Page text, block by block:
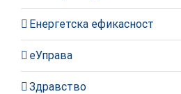
Енергетска ефикасност
еУправа
Здравство